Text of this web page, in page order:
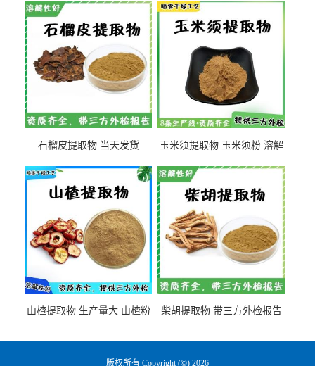
石榴皮提取物 当天发货
玉米须提取物 玉米须粉 溶解
山楂提取物 生产量大 山楂粉 柴胡提取物 带三方外检报告
版权所有 Copyright (©) 2026